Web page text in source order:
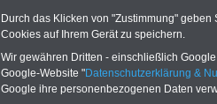
UNSER TIPP für Ihre
Die Privatklinik Eberl in
Burn-Out-
Behandlungskonzept der
den Patienten abgestimmten
Durch das Klicken von "Zustimmung"
Cookies auf Ihrem Gerät zu speichern.
Wir gewähren Dritten - einschließlich
Google-Website "Datenschutzerklärung &
Google ihre personenbezogenen Daten